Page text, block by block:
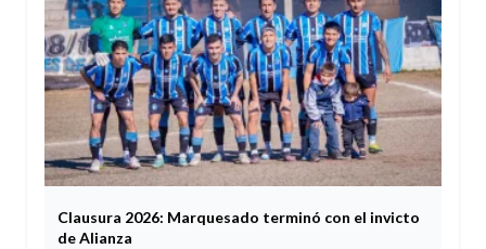
Clausura 2026: Marquesado terminó con el invicto
de Alianza